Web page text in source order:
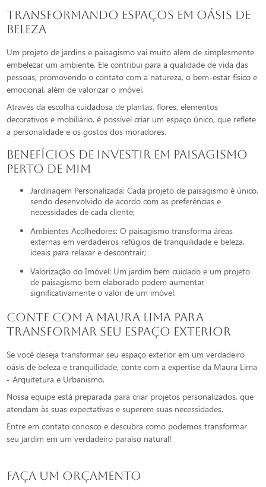
Transformando Espaços em Oásis de
Beleza
Um projeto de jardins e paisagismo vai muito além de simplesmente
embelezar um ambiente. Ele contribui para a qualidade de vida das
pessoas, promovendo o contato com a natureza, o bem-estar físico e
emocional, além de valorizar o imóvel.
Através da escolha cuidadosa de plantas, flores, elementos
decorativos e mobiliário, é possível criar um espaço único, que reflete
a personalidade e os gostos dos moradores.
Benefícios de Investir em Paisagismo
Perto de Mim
Jardinagem Personalizada: Cada projeto de paisagismo é único,
sendo desenvolvido de acordo com as preferências e
necessidades de cada cliente;
Ambientes Acolhedores: O paisagismo transforma áreas
externas em verdadeiros refúgios de tranquilidade e beleza,
ideais para relaxar e descontrair;
Valorização do Imóvel: Um jardim bem cuidado e um projeto
de paisagismo bem elaborado podem aumentar
significativamente o valor de um imóvel.
Conte com a Maura Lima para
Transformar seu Espaço Exterior
Se você deseja transformar seu espaço exterior em um verdadeiro
oásis de beleza e tranquilidade, conte com a expertise da Maura Lima
- Arquitetura e Urbanismo.
Nossa equipe está preparada para criar projetos personalizados, que
atendam às suas expectativas e superem suas necessidades.
Entre em contato conosco e descubra como podemos transformar
seu jardim em um verdadeiro paraíso natural!
FAÇA UM ORÇAMENTO